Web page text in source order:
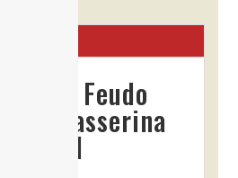
Feudo
Passerina
0,75l